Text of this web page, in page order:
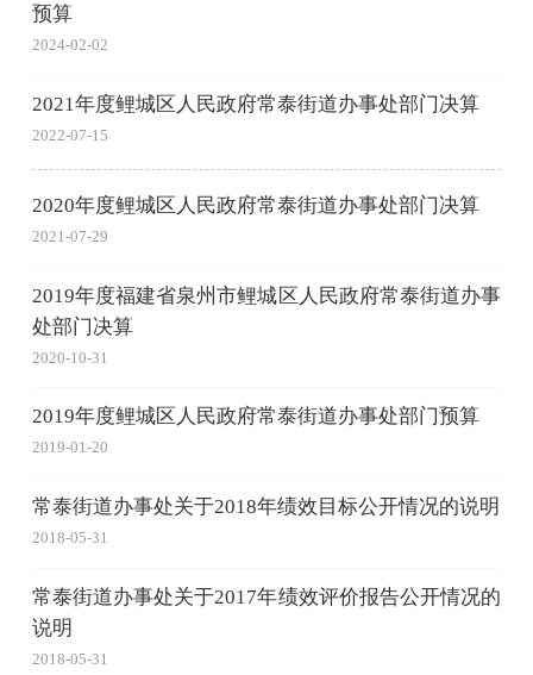
预算
2024-02-02
2021年度鲤城区人民政府常泰街道办事处部门决算
2022-07-15
2020年度鲤城区人民政府常泰街道办事处部门决算
2021-07-29
2019年度福建省泉州市鲤城区人民政府常泰街道办事
处部门决算
2020-10-31
2019年度鲤城区人民政府常泰街道办事处部门预算
2019-01-20
常泰街道办事处关于2018年绩效目标公开情况的说明
2018-05-31
常泰街道办事处关于2017年绩效评价报告公开情况的
说明
2018-05-31